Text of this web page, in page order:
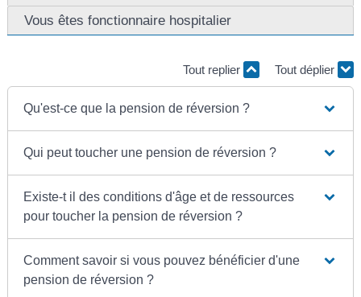
Vous êtes fonctionnaire hospitalier
Tout replier Tout déplier
Qu'est-ce que la pension de réversion ?
Qui peut toucher une pension de réversion ?
Existe-t il des conditions d'âge et de ressources
pour toucher la pension de réversion ?
Comment savoir si vous pouvez bénéficier d'une
pension de réversion ?